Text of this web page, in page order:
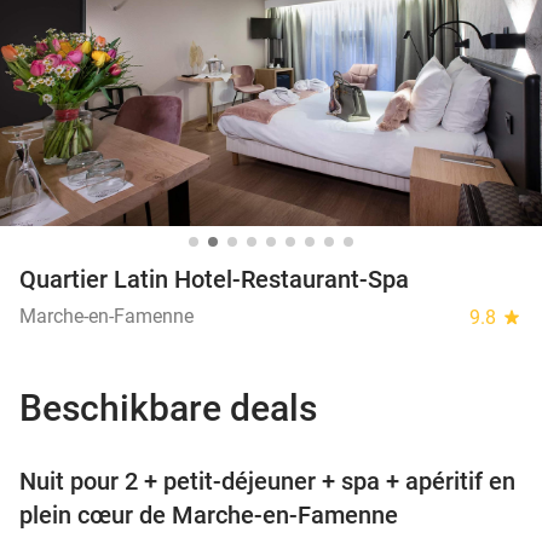
Quartier Latin Hotel-Restaurant-Spa
Marche-en-Famenne 9.8 star
Beschikbare deals
Nuit pour 2 + petit-déjeuner + spa + apéritif en
plein cœur de Marche-en-Famenne